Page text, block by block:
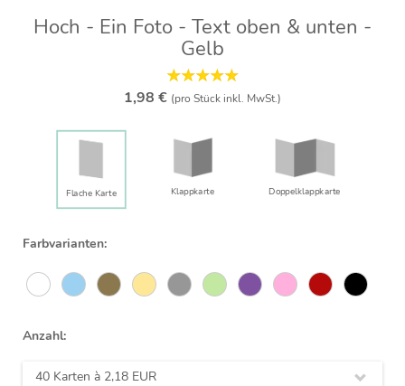
Hoch - Ein Foto - Text oben & unten -
Gelb
1,98 € (pro Stück inkl. MwSt.)
Flache Karte Klappkarte Doppelklapp­karte
Farbvarianten:
Anzahl:
40 Karten à 2,18 EUR